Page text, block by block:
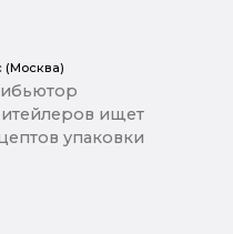
ищет
упаковки